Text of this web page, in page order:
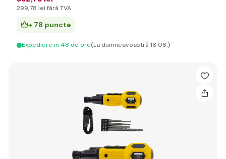
299,78 lei fără TVA
+ 78 puncte
Expediere in 48 de ore(La dumneavoastră 18.08.)